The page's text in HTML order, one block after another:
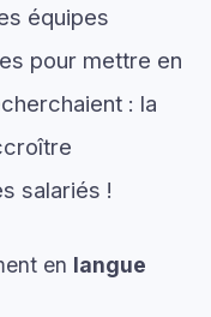
équipes
pour mettre en
: la
salariés !
en langue